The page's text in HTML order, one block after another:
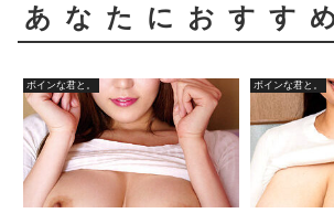
あなたにおすす
ボインな君と。 ボインな君と。